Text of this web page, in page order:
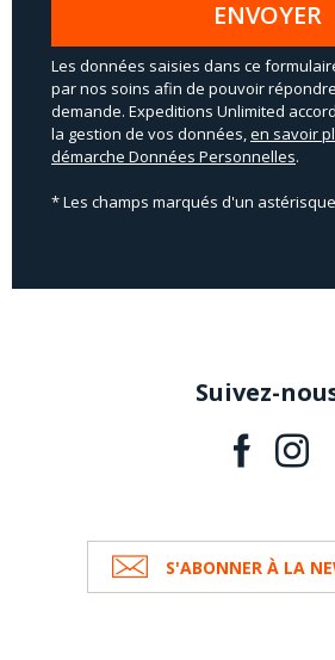
ENVOYER
Les données saisies dans ce
par nos soins afin de pouvoir
demande. Expeditions Unlimited
la gestion de vos données,en savoir
démarche Données Personnelles.
* Les champs marqués d'un
Suivez-
S'ABONNER À LA